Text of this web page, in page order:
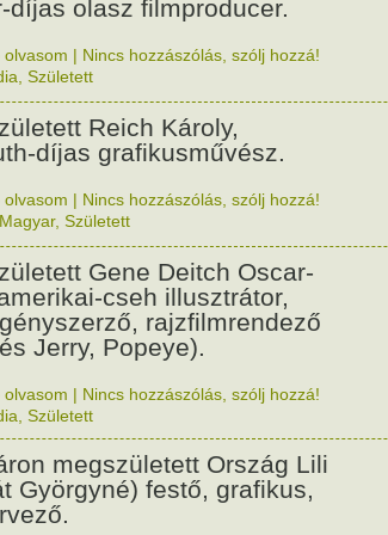
díjas olasz filmproducer.
| Nincs hozzászólás, szólj hozzá!
Született
Reich Károly,
díjas grafikusművész.
| Nincs hozzászólás, szólj hozzá!
Magyar, Született
Gene Deitch Oscar-
cseh illusztrátor,
rajzfilmrendező
Jerry, Popeye).
| Nincs hozzászólás, szólj hozzá!
Született
megszületett Ország Lili
Györgyné) festő, grafikus,